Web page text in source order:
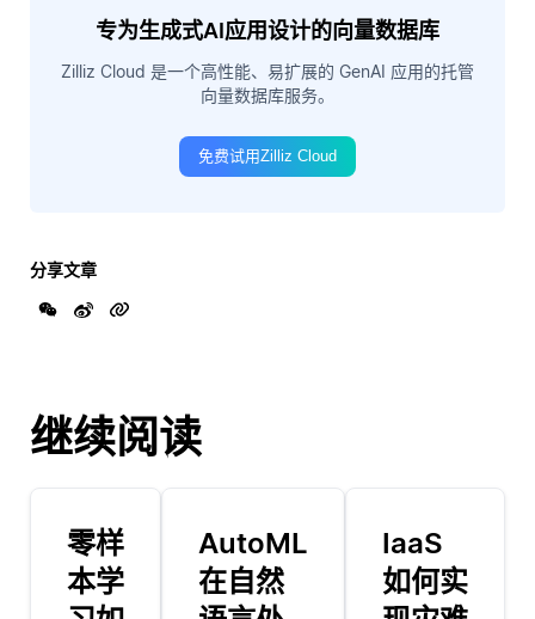
专为生成式AI应用设计的向量数据库
Zilliz Cloud 是一个高性能、易扩展的 GenAI 应用的托管
向量数据库服务。
免费试用Zilliz Cloud
分享文章
继续阅读
零样
本学
AutoML
在自然
IaaS
如何实